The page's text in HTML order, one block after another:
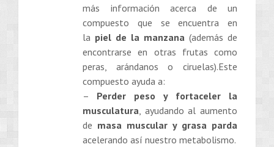
más información acerca de un
compuesto que se encuentra en
la piel de la manzana (además de
encontrarse en otras frutas como
peras, arándanos o ciruelas).Este
compuesto ayuda a:
– Perder peso y fortaceler la
musculatura , ayudando al aumento
de masa muscular y grasa parda
acelerando así nuestro metabolismo.